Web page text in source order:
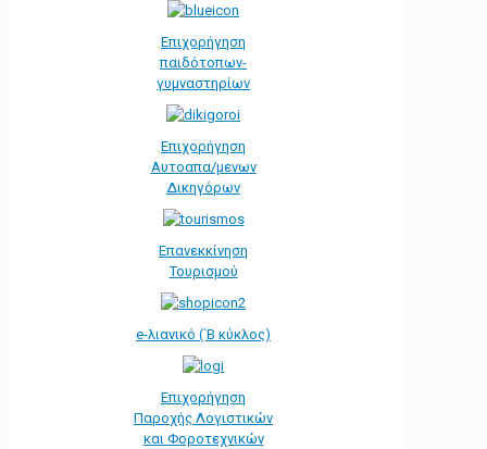
Επιχορήγηση
παιδότοπων-
γυμναστηρίων
Επιχορήγηση
Αυτοαπα/μενων
Δικηγόρων
Επανεκκίνηση
Τουρισμού
e-λιανικό (΄Β κύκλος)
Επιχορήγηση
Παροχής Λογιστικών
και Φοροτεχνικών